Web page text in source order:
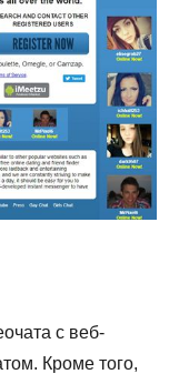
с веб-
Кроме того,